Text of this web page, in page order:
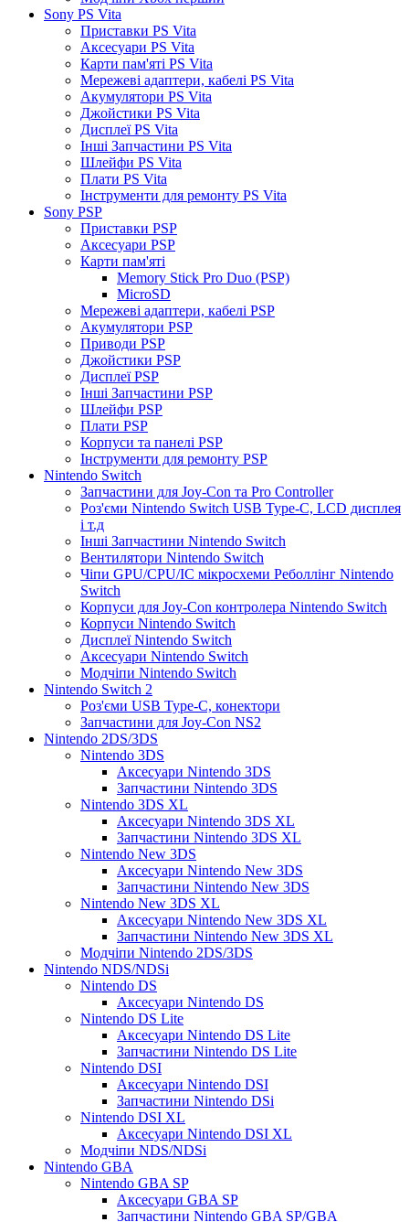
Sony PS Vita
Приставки PS Vita
Аксесуари PS Vita
Карти пам'яті PS Vita
Мережеві адаптери, кабелі PS Vita
Акумулятори PS Vita
Джойстики PS Vita
Дисплеї PS Vita
Інші Запчастини PS Vita
Шлейфи PS Vita
Плати PS Vita
Інструменти для ремонту PS Vita
Sony PSP
Приставки PSP
Аксесуари PSP
Карти пам'яті
Memory Stick Pro Duo (PSP)
MicroSD
Мережеві адаптери, кабелі PSP
Акумулятори PSP
Приводи PSP
Джойстики PSP
Дисплеї PSP
Інші Запчастини PSP
Шлейфи PSP
Плати PSP
Корпуси та панелі PSP
Інструменти для ремонту PSP
Nintendo Switch
Запчастини для Joy-Con та Pro Controller
Роз'єми Nintendo Switch USB Type-C, LCD дисплея
і т.д
Інші Запчастини Nintendo Switch
Вентилятори Nintendo Switch
Чіпи GPU/CPU/IC мікросхеми Реболлінг Nintendo
Switch
Корпуси для Joy-Con контролера Nintendo Switch
Корпуси Nintendo Switch
Дисплеї Nintendo Switch
Аксесуари Nintendo Switch
Модчіпи Nintendo Switch
Nintendo Switch 2
Роз'єми USB Type-C, конектори
Запчастини для Joy-Con NS2
Nintendo 2DS/3DS
Nintendo 3DS
Аксесуари Nintendo 3DS
Запчастини Nintendo 3DS
Nintendo 3DS XL
Аксесуари Nintendo 3DS XL
Запчастини Nintendo 3DS XL
Nintendo New 3DS
Аксесуари Nintendo New 3DS
Запчастини Nintendo New 3DS
Nintendo New 3DS XL
Аксесуари Nintendo New 3DS XL
Запчастини Nintendo New 3DS XL
Модчіпи Nintendo 2DS/3DS
Nintendo NDS/NDSi
Nintendo DS
Аксесуари Nintendo DS
Nintendo DS Lite
Аксесуари Nintendo DS Lite
Запчастини Nintendo DS Lite
Nintendo DSI
Аксесуари Nintendo DSI
Запчастини Nintendo DSi
Nintendo DSI XL
Аксесуари Nintendo DSI XL
Модчіпи NDS/NDSi
Nintendo GBA
Nintendo GBA SP
Аксесуари GBA SP
Запчастини Nintendo GBA SP/GBA